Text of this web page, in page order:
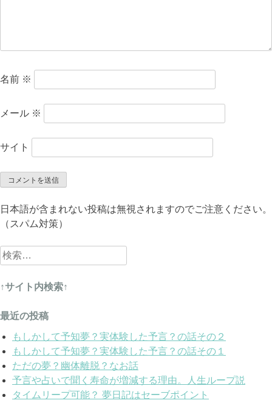
名前 ※
メール ※
サイト
日本語が含まれない投稿は無視されますのでご注意ください。
（スパム対策）
検
索:
↑サイト内検索↑
最近の投稿
もしかして予知夢？実体験した予言？の話その２
もしかして予知夢？実体験した予言？の話その１
ただの夢？幽体離脱？なお話
予言や占いで聞く寿命が増減する理由。人生ループ説
タイムリープ可能？ 夢日記はセーブポイント